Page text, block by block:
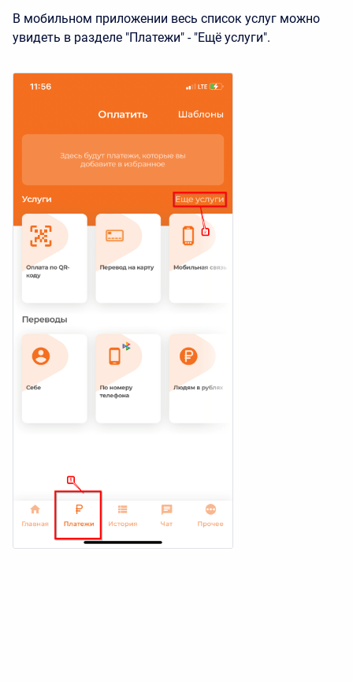
В мобильном приложении весь список услуг можно
увидеть в разделе "Платежи" - "Ещё услуги".